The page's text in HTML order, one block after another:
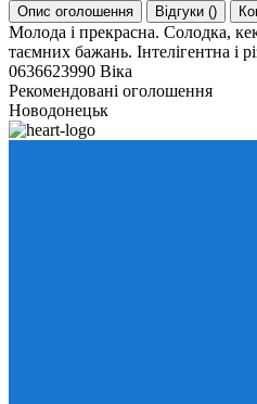
Опис оголошення Відгуки ()
Молода і прекрасна. Солодка,
таємних бажань. Інтелігентна і
0636623990 Віка
Рекомендовані оголошення
Новодонецьк